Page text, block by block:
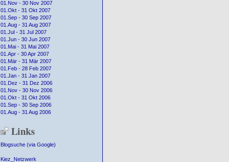
01.Nov - 30 Nov 2007
01.Okt - 31 Okt 2007
01.Sep - 30 Sep 2007
01.Aug - 31 Aug 2007
01.Jul - 31 Jul 2007
01.Jun - 30 Jun 2007
01.Mai - 31 Mai 2007
01.Apr - 30 Apr 2007
01.Mär - 31 Mär 2007
01.Feb - 28 Feb 2007
01.Jan - 31 Jan 2007
01.Dez - 31 Dez 2006
01.Nov - 30 Nov 2006
01.Okt - 31 Okt 2006
01.Sep - 30 Sep 2006
01.Aug - 31 Aug 2006
Links
Blogsuche (via Google)
Kiez_Netzwerk